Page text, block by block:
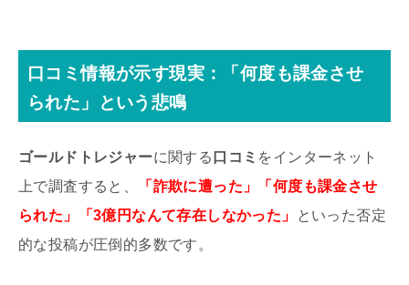
口コミ情報が示す現実：「何度も課金させ
られた」という悲鳴
ゴールドトレジャーに関する 口コミ をインターネット
上で調査すると、
「詐欺に遭った」「何度も課金させ
られた」「3億円なんて存在しなかった」
といった否定
的な投稿が圧倒的多数です。